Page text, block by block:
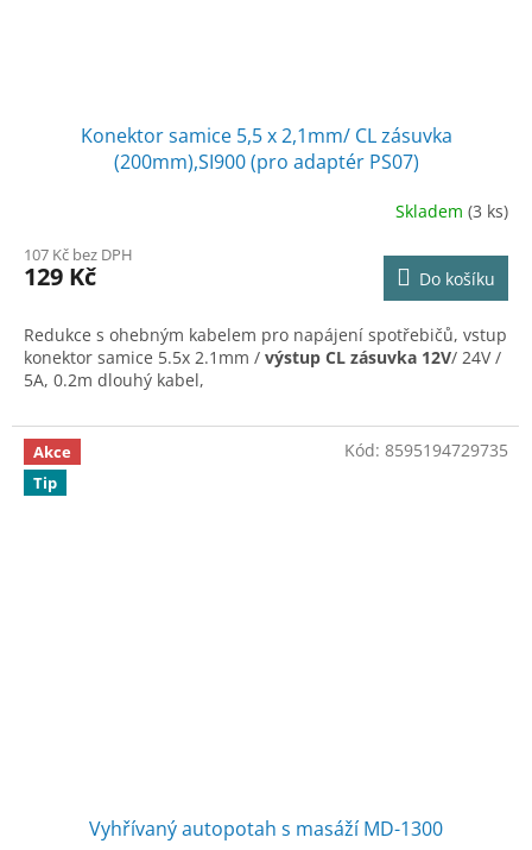
Konektor samice 5,5 x 2,1mm/ CL zásuvka
(200mm),SI900 (pro adaptér PS07)
Skladem (3 ks)
107 Kč bez DPH
129 Kč Do košíku
Redukce s ohebným kabelem pro napájení spotřebičů, vstup
konektor samice 5.5x 2.1mm / výstup CL zásuvka 12V/ 24V /
5A, 0.2m dlouhý kabel,
Akce
Tip
Vyhřívaný autopotah s masáží MD-1300
Kód: 8595194729735